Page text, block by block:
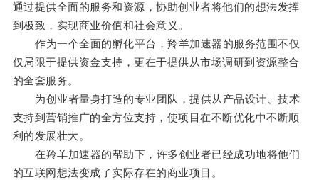
通过提供全面的服务和资源，协助创业者将他们的想法发挥
到极致，实现商业价值和社会意义。
作为一个全面的孵化平台，羚羊加速器的服务范围不仅
仅局限于提供资金支持，更在于提供从市场调研到资源整合
的全套服务。
为创业者量身打造的专业团队，提供从产品设计、技术
支持到营销推广的全方位支持，使项目在不断优化中不断顺
利的发展壮大。
在羚羊加速器的帮助下，许多创业者已经成功地将他们
的互联网想法变成了实际存在的商业项目。